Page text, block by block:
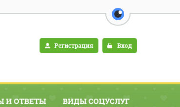
перейти на
Регистрация Вход
И ОТВЕТЫ ВИДЫ СОЦУСЛУГ